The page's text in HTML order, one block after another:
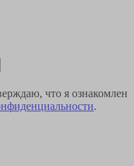
что я ознакомлен
.